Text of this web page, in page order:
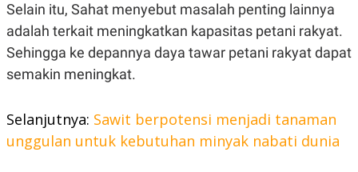
A
S
K
M
E
N
R
A
I
V
E
Selain itu, Sahat menyebut masalah penting lainnya
adalah terkait meningkatkan kapasitas petani rakyat.
Sehingga ke depannya daya tawar petani rakyat dapat
semakin meningkat.
Selanjutnya: Sawit berpotensi menjadi tanaman
unggulan untuk kebutuhan minyak nabati dunia